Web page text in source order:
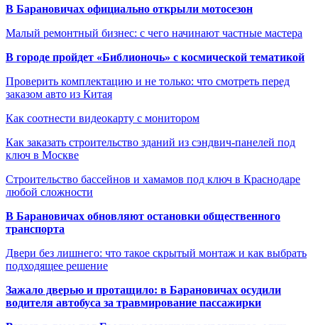
В Барановичах официально открыли мотосезон
Малый ремонтный бизнес: с чего начинают частные мастера
В городе пройдет «Библионочь» с космической тематикой
Проверить комплектацию и не только: что смотреть перед
заказом авто из Китая
Как соотнести видеокарту с монитором
Как заказать строительство зданий из сэндвич-панелей под
ключ в Москве
Строительство бассейнов и хамамов под ключ в Краснодаре
любой сложности
В Барановичах обновляют остановки общественного
транспорта
Двери без лишнего: что такое скрытый монтаж и как выбрать
подходящее решение
Зажало дверью и протащило: в Барановичах осудили
водителя автобуса за травмирование пассажирки